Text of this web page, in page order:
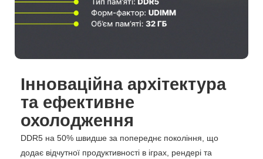
Інноваційна архітектура
та ефективне
охолодження
DDR5 на 50% швидше за попереднє покоління, що
додає відчутної продуктивності в іграх, рендері та